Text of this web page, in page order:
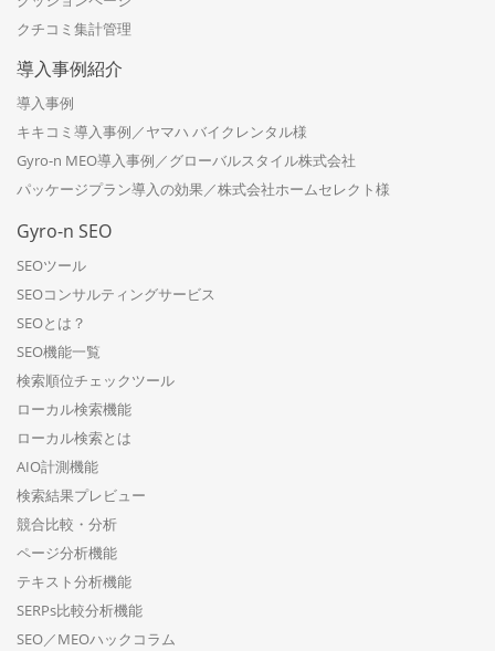
クチコミ集計管理
導入事例紹介
導入事例
キキコミ導入事例／ヤマハ バイクレンタル様
Gyro-n MEO導入事例／グローバルスタイル株式会社
パッケージプラン導入の効果／株式会社ホームセレクト様
Gyro-n SEO
SEOツール
SEOコンサルティングサービス
SEOとは？
SEO機能一覧
検索順位チェックツール
ローカル検索機能
ローカル検索とは
AIO計測機能
検索結果プレビュー
競合比較・分析
ページ分析機能
テキスト分析機能
SERPs比較分析機能
SEO／MEOハックコラム